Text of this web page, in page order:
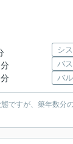
シ
バ
バ
ですが、築年数分